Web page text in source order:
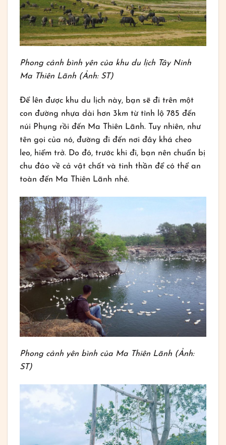
Phong cảnh bình yên của khu du lịch Tây Ninh
Ma Thiên Lãnh (Ảnh: ST)
Để lên được khu du lịch này, bạn sẽ đi trên một
con đường nhựa dài hơn 3km từ tỉnh lộ 785 đến
núi Phụng rồi đến Ma Thiên Lãnh. Tuy nhiên, như
tên gọi của nó, đường đi đến nơi đây khá cheo
leo, hiểm trở. Do đó, trước khi đi, bạn nên chuẩn bị
chu đáo về cả vật chất và tinh thần để có thể an
toàn đến Ma Thiên Lãnh nhé.
Phong cảnh yên bình của Ma Thiên Lãnh (Ảnh:
ST)